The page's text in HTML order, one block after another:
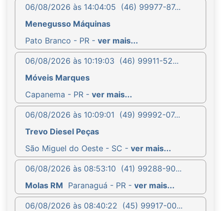
06/08/2026 às 14:04:05 (46) 99977-87...
Menegusso Máquinas
Pato Branco - PR - ver mais...
06/08/2026 às 10:19:03 (46) 99911-52...
Móveis Marques
Capanema - PR - ver mais...
06/08/2026 às 10:09:01 (49) 99992-07...
Trevo Diesel Peças
São Miguel do Oeste - SC - ver mais...
06/08/2026 às 08:53:10 (41) 99288-90...
Molas RM Paranaguá - PR - ver mais...
06/08/2026 às 08:40:22 (45) 99917-00...